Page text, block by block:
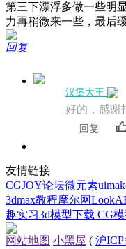
第三下漂浮多做一些明
力再稍微来一些，最后
回复
汉堡大王
好的，感谢
回复
友情链接
CGJOY论坛微元素
3dmax教程摩尔网
趣实习3d模型下载 CG
网站地图 小黑屋 ( 沪